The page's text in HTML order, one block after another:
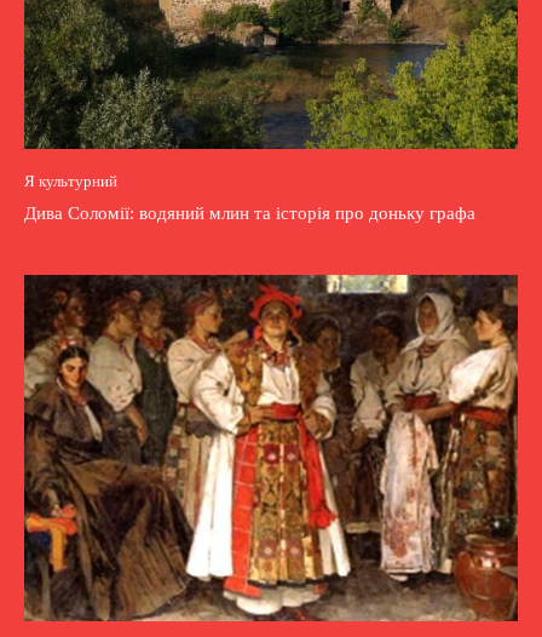
Я культурний
Дива Соломії: водяний млин та історія про доньку графа